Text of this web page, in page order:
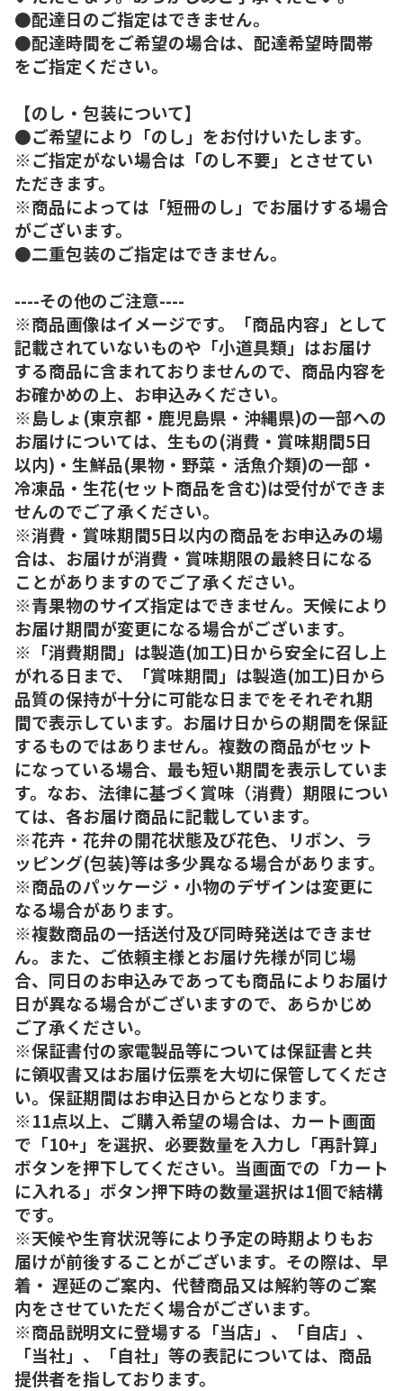
●配達日のご指定はできません。
●配達時間をご希望の場合は、配達希望時間帯
をご指定ください。
【のし・包装について】
●ご希望により「のし」をお付けいたします。
※ご指定がない場合は「のし不要」とさせてい
ただきます。
※商品によっては「短冊のし」でお届けする場合
がございます。
●二重包装のご指定はできません。
----その他のご注意----
※商品画像はイメージです。「商品内容」として
記載されていないものや「小道具類」はお届け
する商品に含まれておりませんので、商品内容を
お確かめの上、お申込みください。
※島しょ(東京都・鹿児島県・沖縄県)の一部への
お届けについては、生もの(消費・賞味期間5日
以内)・生鮮品(果物・野菜・活魚介類)の一部・
冷凍品・生花(セット商品を含む)は受付ができま
せんのでご了承ください。
※消費・賞味期間5日以内の商品をお申込みの場
合は、お届けが消費・賞味期限の最終日になる
ことがありますのでご了承ください。
※青果物のサイズ指定はできません。天候により
お届け期間が変更になる場合がございます。
※「消費期間」は製造(加工)日から安全に召し上
がれる日まで、「賞味期間」は製造(加工)日から
品質の保持が十分に可能な日までをそれぞれ期
間で表示しています。お届け日からの期間を保証
するものではありません。複数の商品がセット
になっている場合、最も短い期間を表示していま
す。なお、法律に基づく賞味（消費）期限につい
ては、各お届け商品に記載しています。
※花卉・花弁の開花状態及び花色、リボン、ラ
ッピング(包装)等は多少異なる場合があります。
※商品のパッケージ・小物のデザインは変更に
なる場合があります。
※複数商品の一括送付及び同時発送はできませ
ん。また、ご依頼主様とお届け先様が同じ場
合、同日のお申込みであっても商品によりお届け
日が異なる場合がございますので、あらかじめ
ご了承ください。
※保証書付の家電製品等については保証書と共
に領収書又はお届け伝票を大切に保管してくださ
い。保証期間はお申込日からとなります。
※11点以上、ご購入希望の場合は、カート画面
で「10+」を選択、必要数量を入力し「再計算」
ボタンを押下してください。当画面での「カート
に入れる」ボタン押下時の数量選択は1個で結構
です。
※天候や生育状況等により予定の時期よりもお
届けが前後することがございます。その際は、早
着・ 遅延のご案内、代替商品又は解約等のご案
内をさせていただく場合がございます。
※商品説明文に登場する「当店」、「自店」、
「当社」、「自社」等の表記については、商品
提供者を指しております。